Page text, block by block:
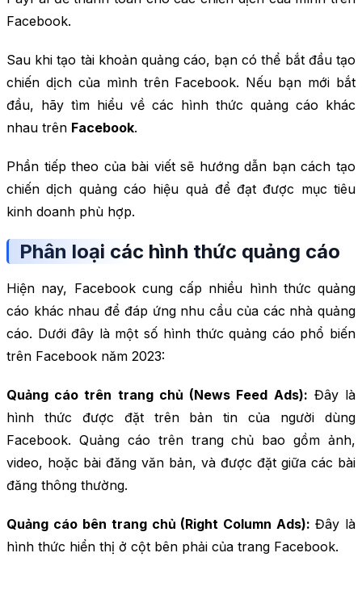
Facebook.
Sau khi tạo tài khoản quảng cáo, bạn có thể bắt đầu tạo
chiến dịch của mình trên Facebook. Nếu bạn mới bắt
đầu, hãy tìm hiểu về các hình thức quảng cáo khác
nhau trên Facebook.
Phần tiếp theo của bài viết sẽ hướng dẫn bạn cách tạo
chiến dịch quảng cáo hiệu quả để đạt được mục tiêu
kinh doanh phù hợp.
Phân loại các hình thức quảng cáo
Hiện nay, Facebook cung cấp nhiều hình thức quảng
cáo khác nhau để đáp ứng nhu cầu của các nhà quảng
cáo. Dưới đây là một số hình thức quảng cáo phổ biến
trên Facebook năm 2023:
Quảng cáo trên trang chủ (News Feed Ads): Đây là
hình thức được đặt trên bản tin của người dùng
Facebook. Quảng cáo trên trang chủ bao gồm ảnh,
video, hoặc bài đăng văn bản, và được đặt giữa các bài
đăng thông thường.
Quảng cáo bên trang chủ (Right Column Ads):Đây là
hình thức hiển thị ở cột bên phải của trang Facebook.